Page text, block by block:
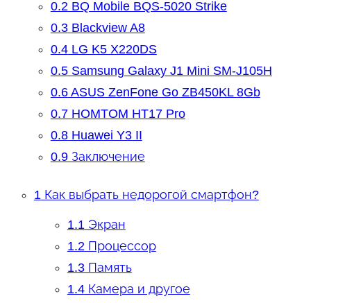
0.2BQ Mobile BQS-5020 Strike
0.3Blackview A8
0.4LG K5 X220DS
0.5Samsung Galaxy J1 Mini SM-J105H
0.6ASUS ZenFone Go ZB450KL 8Gb
0.7HOMTOM HT17 Pro
0.8Huawei Y3 II
0.9Заключение
1Как выбрать недорогой смартфон?
1.1Экран
1.2Процессор
1.3Память
1.4Камера и другое